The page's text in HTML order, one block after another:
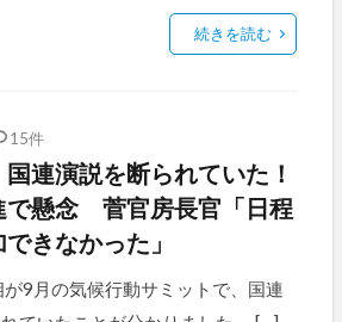
続きを読む
15件
連演説を断られていた！
で懸念 菅官房長官「日程
きなかった」
9月の気候行動サミットで、国連